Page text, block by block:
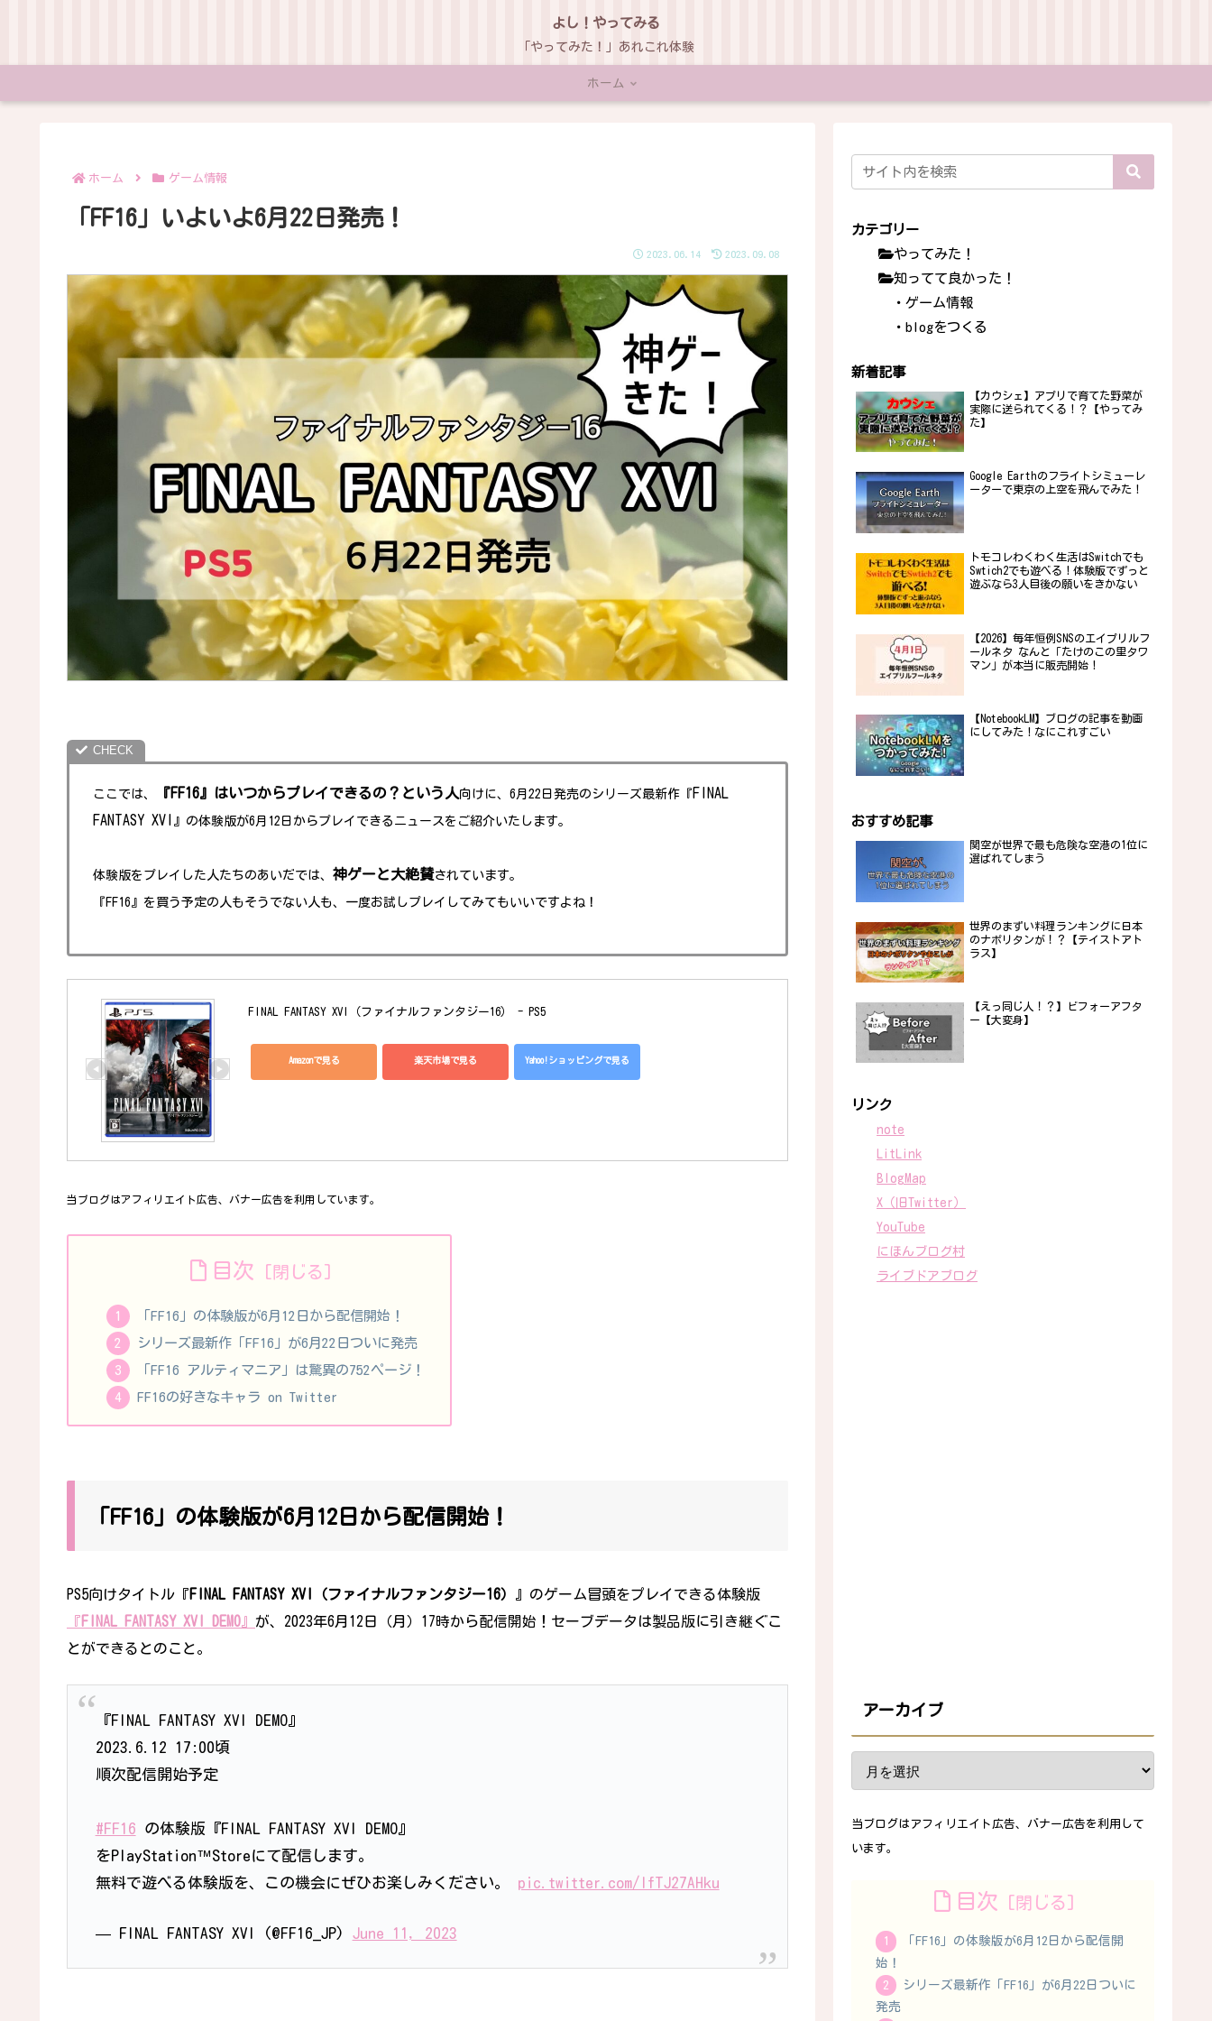
よし！やってみる
「やってみた！」あれこれ体験
ホーム
ホーム ゲーム情報
「FF16」いよいよ6月22日発売！
2023.06.14 2023.09.08
ここでは、 『FF16』はいつからプレイできるの？という人向けに、6月22日発売のシリーズ最新作『 FINAL
FANTASY XVI
』の体験版が6月12日からプレイできるニュースをご紹介いたします。
体験版をプレイした人たちのあいだでは、 神ゲーと大絶賛されています。
『FF16』を買う予定の人もそうでない人も、一度お試しプレイしてみてもいいですよね！
FINAL FANTASY XVI（ファイナルファンタジー16） - PS5
Amazonで見る 楽天市場で見る Yahoo!ショッピングで見る
当ブログはアフィリエイト広告、バナー広告を利用しています。
目次
「FF16」の体験版が6月12日から配信開始！
シリーズ最新作「FF16」が6月22日ついに発売
「FF16 アルティマニア」は驚異の752ページ！
FF16の好きなキャラ on Twitter
「FF16」の体験版が6月12日から配信開始！
PS5向けタイトル『FINAL FANTASY XVI（ファイナルファンタジー16）
』のゲーム冒頭をプレイできる体験版
『 FINAL FANTASY XVI DEMO 』 が、2023年6月12日（月）17時から配信開始！セーブデータは製品版に引き継ぐこ
とができるとのこと。
『FINAL FANTASY XVI DEMO』
2023.6.12 17:00頃
順次配信開始予定
#FF16 の体験版『FINAL FANTASY XVI DEMO』
をPlayStation™Storeにて配信します。
無料で遊べる体験版を、この機会にぜひお楽しみください。 pic.twitter.com/lfTJ27AHku
— FINAL FANTASY XVI (@FF16_JP) June 11, 2023
カテゴリー
やってみた！
知ってて良かった！
・ゲーム情報
・blogをつくる
新着記事
【カウシェ】アプリで育てた野菜が
実際に送られてくる！？【やってみ
た】
Google Earthのフライトシミューレ
ーターで東京の上空を飛んでみた！
トモコレわくわく生活はSwitchでも
Swtich2でも遊べる！体験版でずっと
遊ぶなら3人目後の願いをきかない
【2026】毎年恒例SNSのエイプリルフ
ールネタ なんと「たけのこの里タワ
マン」が本当に販売開始！
【NotebookLM】ブログの記事を動画
にしてみた！なにこれすごい
おすすめ記事
関空が世界で最も危険な空港の1位に
選ばれてしまう
世界のまずい料理ランキングに日本
のナポリタンが！？【テイストアト
ラス】
【えっ同じ人！？】ビフォーアフタ
ー【大変身】
リンク
note
LitLink
BlogMap
X（旧Twitter）
YouTube
にほんブログ村
ライブドアブログ
アーカイブ
当ブログはアフィリエイト広告、バナー広告を利用して
います。
目次
「FF16」の体験版が6月12日から配信開
始！
シリーズ最新作「FF16」が6月22日ついに
発売